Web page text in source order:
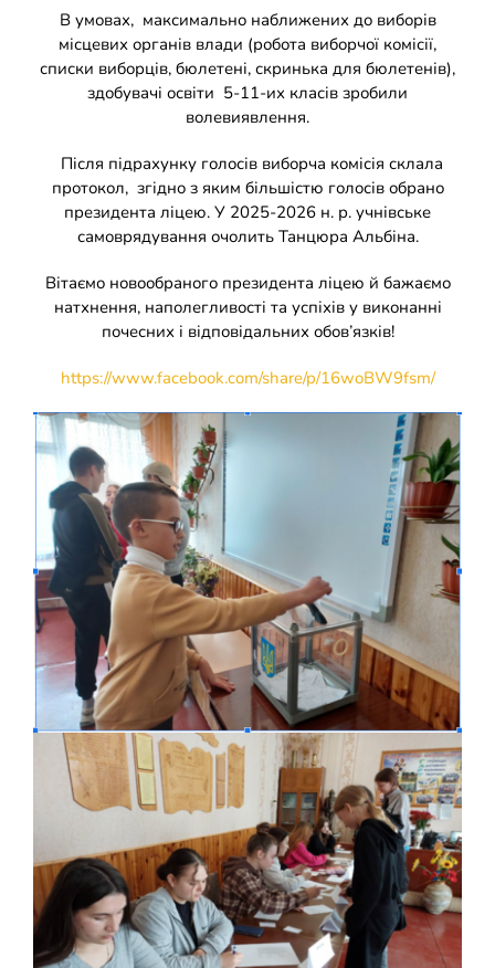
ШКІЛЬНІ МУЗЕЇ
ІННОВАЦІЙНА ОСВІТА
Електронні журнали
Новий освітній простір
БАТЬКАМ
ПРОЗОРІСТЬ ТА ІНФОРМАЦІЙНА ВІДКРИТІСТЬ ЗАКЛАДУ
ШКІЛЬНА БІБЛІОТЕКА
В умовах, максимально наближених до виборів
місцевих органів влади (робота виборчої комісії,
списки виборців, бюлетені, скринька для бюлетенів),
здобувачі освіти 5-11-их класів зробили
волевиявлення.
Після підрахунку голосів виборча комісія склала
протокол, згідно з яким більшістю голосів обрано
президента ліцею. У 2025-2026 н. р. учнівське
самоврядування очолить Танцюра Альбіна.
Вітаємо новообраного президента ліцею й бажаємо
натхнення, наполегливості та успіхів у виконанні
почесних і відповідальних обов’язків!
https://www.facebook.com/share/p/16woBW9fsm/